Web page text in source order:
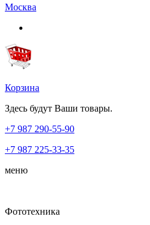
Москва
Корзина
Здесь будут Ваши товары.
+7 987 290-55-90
+7 987 225-33-35
меню
Фототехника